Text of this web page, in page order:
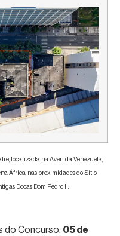
localizada na Avenida Venezuela,
África, nas proximidades do Sítio
Docas Dom Pedro II.
do Concurso: 05 de